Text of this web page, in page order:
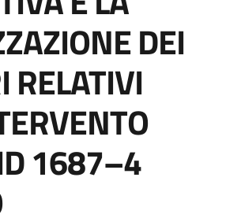
DEI
RELATIVI
1687–4